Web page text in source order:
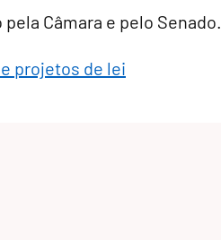
Câmara e pelo Senado.
projetos de lei